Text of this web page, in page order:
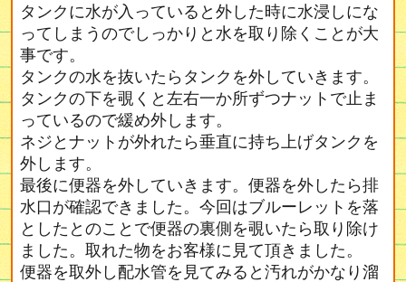
タンクに水が入っていると外した時に水浸しにな
ってしまうのでしっかりと水を取り除くことが大
事です。
タンクの水を抜いたらタンクを外していきます。
タンクの下を覗くと左右一か所ずつナットで止ま
っているので緩め外します。
ネジとナットが外れたら垂直に持ち上げタンクを
外します。
最後に便器を外していきます。便器を外したら排
水口が確認できました。今回はブルーレットを落
としたとのことで便器の裏側を覗いたら取り除け
ました。取れた物をお客様に見て頂きました。
便器を取外し配水管を見てみると汚れがかなり溜